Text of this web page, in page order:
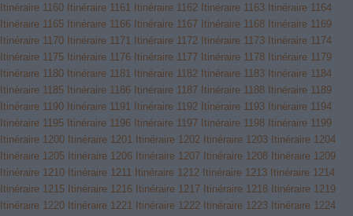
Itinéraire 1160 Itinéraire 1161 Itinéraire 1162 Itinéraire 1163 Itinéraire 1164
Itinéraire 1165 Itinéraire 1166 Itinéraire 1167 Itinéraire 1168 Itinéraire 1169
Itinéraire 1170 Itinéraire 1171 Itinéraire 1172 Itinéraire 1173 Itinéraire 1174
Itinéraire 1175 Itinéraire 1176 Itinéraire 1177 Itinéraire 1178 Itinéraire 1179
Itinéraire 1180 Itinéraire 1181 Itinéraire 1182 Itinéraire 1183 Itinéraire 1184
Itinéraire 1185 Itinéraire 1186 Itinéraire 1187 Itinéraire 1188 Itinéraire 1189
Itinéraire 1190 Itinéraire 1191 Itinéraire 1192 Itinéraire 1193 Itinéraire 1194
Itinéraire 1195 Itinéraire 1196 Itinéraire 1197 Itinéraire 1198 Itinéraire 1199
Itinéraire 1200 Itinéraire 1201 Itinéraire 1202 Itinéraire 1203 Itinéraire 1204
Itinéraire 1205 Itinéraire 1206 Itinéraire 1207 Itinéraire 1208 Itinéraire 1209
Itinéraire 1210 Itinéraire 1211 Itinéraire 1212 Itinéraire 1213 Itinéraire 1214
Itinéraire 1215 Itinéraire 1216 Itinéraire 1217 Itinéraire 1218 Itinéraire 1219
Itinéraire 1220 Itinéraire 1221 Itinéraire 1222 Itinéraire 1223 Itinéraire 1224